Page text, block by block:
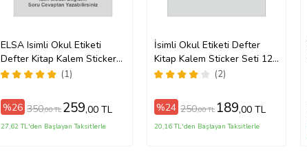
ELSA Isimli Okul Etiketi
Defter Kitap Kalem Sticker
Seti 126 Adet okuletiket
(1)
%26 350,00 TL 259,00 TL
27,62 TL'den Başlayan Taksitlerle
İsimli Okul Etiketi Defter
Kitap Kalem Sticker Seti 126
Adet
(2)
%24 250,00 TL 189,00 TL
20,16 TL'den Başlayan Taksitlerle